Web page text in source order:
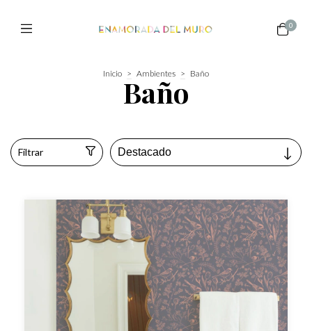
0
Inicio > Ambientes > Baño
Baño
Filtrar